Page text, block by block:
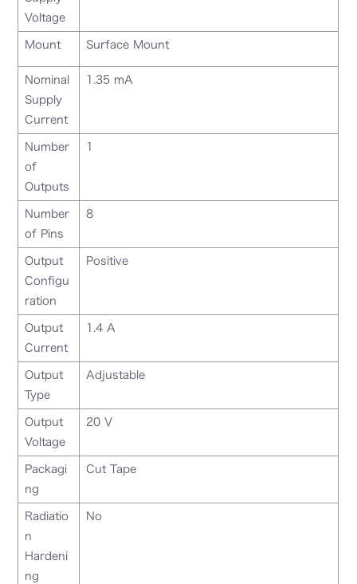
Voltage
Mount Surface Mount
Nominal
Supply
Current
1.35 mA
Number
of
Outputs
1
Number
of Pins
8
Output
Configu
ration
Positive
Output
Current
1.4 A
Output
Type
Adjustable
Output
Voltage
20 V
Packagi
ng
Cut Tape
Radiatio
n
Hardeni
ng
No